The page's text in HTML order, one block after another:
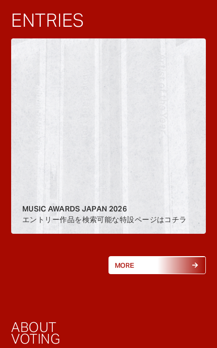
ENTRIES
MUSIC AWARDS JAPAN 2026
エントリー作品を検索可能な特設ページはコチラ
MORE
ABOUT
VOTING